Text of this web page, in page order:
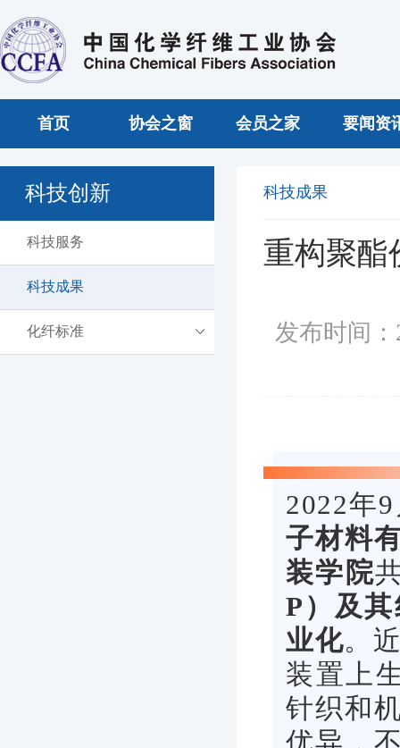
首页 协会之窗 会员之家 要闻资
科技创新
科技服务
科技成果
化纤标准
科技成果
重构聚酯
发布时间
2022年
子材料
装学院
P）及
业化。
装置上
针织和